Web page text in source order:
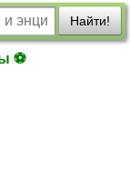
Найти!
⚽